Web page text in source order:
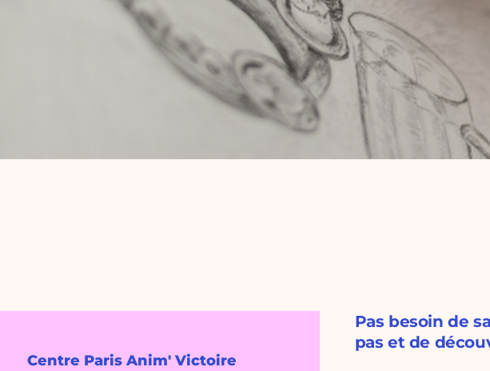
Centre Paris Anim' Victoire
Pas besoin de
pas et de